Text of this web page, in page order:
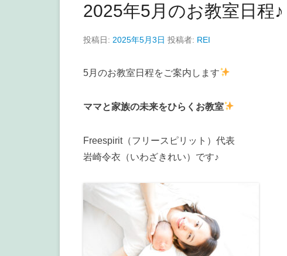
2025年5月のお教室日程♪
投稿日: 2025年5月3日 投稿者: REI
5月のお教室日程をご案内します
ママと家族の未来をひらくお教室
Freespirit（フリースピリット）代表
岩崎令衣（いわざきれい）です♪